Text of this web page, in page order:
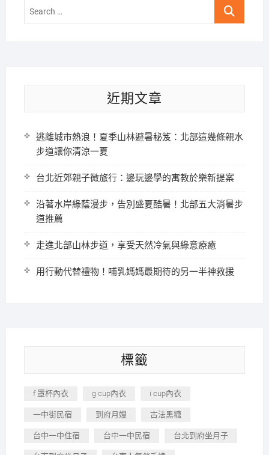
Search
近期文章
逃離城市熱浪！夏季山林避暑秘笈：北部這幾條親水
步道讓你清涼一夏
台北近郊親子微旅行：邊玩邊學的寓教於樂新提案
沿著水岸綠蔭漫步，告別盛夏酷暑！北部五大消暑步
道推薦
走進北部山林步道，享受天然冷氣與綠意療癒
用行動代替禮物！哺乳媽媽最期待的另一半神救援
標籤
f 罩杯內衣 g cup內衣 i cup內衣
一中街民宿 到府月嫂 古法黑糖
台中一中住宿 台中一中民宿 台北到府坐月子